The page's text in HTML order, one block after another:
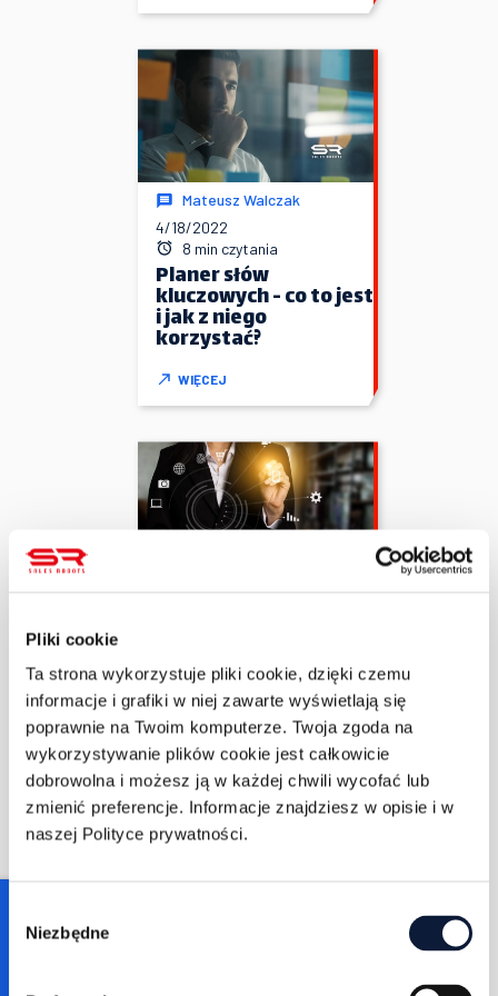
Pliki cookie
Ta strona wykorzystuje pliki cookie, dzięki czemu
informacje i grafiki w niej zawarte wyświetlają się
poprawnie na Twoim komputerze. Twoja zgoda na
wykorzystywanie plików cookie jest całkowicie
dobrowolna i możesz ją w każdej chwili wycofać lub
zmienić preferencje. Informacje znajdziesz w opisie i w
naszej Polityce prywatności.
Selection
Niezbędne
Mateusz Walczak
4/18/2022
8 min czytania
Planer słów
kluczowych - co to jest
i jak z niego
korzystać?
WIĘCEJ
Co to jest inbound
marketing?
WIĘCEJ